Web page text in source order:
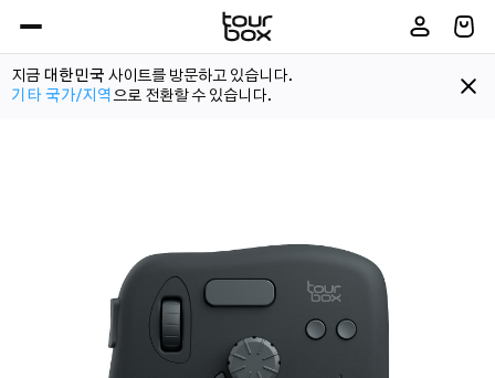
지금 대한민국 사이트를 방문하고 있습니다.
기타 국가/지역으로 전환할 수 있습니다.